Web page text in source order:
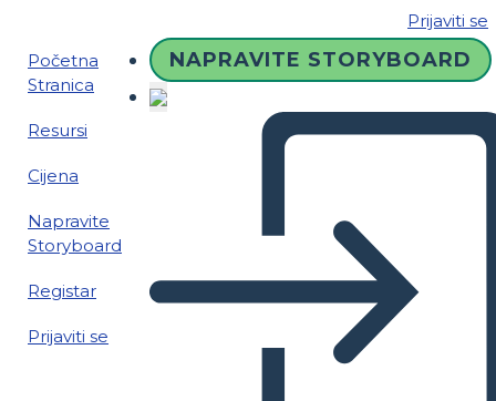
Prijaviti se
Početna
Stranica
Resursi
Cijena
Napravite
Storyboard
Registar
Prijaviti se
NAPRAVITE STORYBOARD